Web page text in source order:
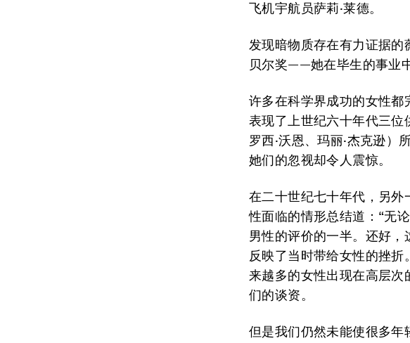
飞机宇航员萨莉·莱德。
发现暗物质存在有力证据的
贝尔奖——她在毕生的事业
许多在科学界成功的女性都
表现了上世纪六十年代三位
罗西·沃恩、玛丽·杰克逊）
她们的忽视却令人震惊。
在二十世纪七十年代，另
性面临的情形总结道：“无
男性的评价的一半。还好，
反映了当时带给女性的挫
来越多的女性出现在高层次
们的谈资。
但是我们仍然未能使很多年